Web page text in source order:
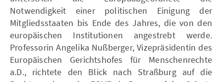
Notwendigkeit einer politischen Einigung der
Mitgliedsstaaten bis Ende des Jahres, die von den
europäischen Institutionen angestrebt werde.
Professorin Angelika Nußberger, Vizepräsidentin des
Europäischen Gerichtshofes für Menschenrechte
a.D., richtete den Blick nach Straßburg auf die